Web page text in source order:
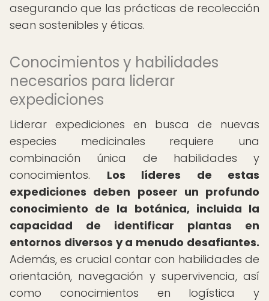
asegurando que las prácticas de recolección
sean sostenibles y éticas.
Conocimientos y habilidades
necesarios para liderar
expediciones
Liderar expediciones en busca de nuevas
especies medicinales requiere una
combinación única de habilidades y
conocimientos. Los líderes de estas
expediciones deben poseer un profundo
conocimiento de la botánica, incluida la
capacidad de identificar plantas en
entornos diversos y a menudo desafiantes.
Además, es crucial contar con habilidades de
orientación, navegación y supervivencia, así
como conocimientos en logística y